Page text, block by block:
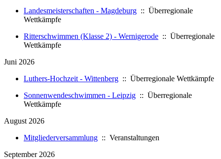
Landesmeisterschaften - Magdeburg :: Überregionale
Wettkämpfe
Ritterschwimmen (Klasse 2) - Wernigerode :: Überregionale
Wettkämpfe
Juni 2026
Luthers-Hochzeit - Wittenberg :: Überregionale Wettkämpfe
Sonnenwendeschwimmen - Leipzig :: Überregionale
Wettkämpfe
August 2026
Mitgliederversammlung :: Veranstaltungen
September 2026